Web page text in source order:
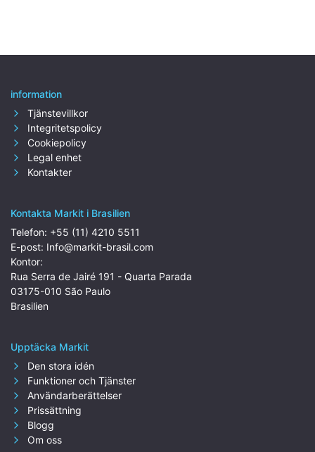
information
Tjänstevillkor
Integritetspolicy
Cookiepolicy
Legal enhet
Kontakter
Kontakta Markit i Brasilien
Telefon: +55 (11) 4210 5511
E-post: Info@markit-brasil.com
Kontor:
Rua Serra de Jairé 191 - Quarta Parada
03175-010 São Paulo
Brasilien
Upptäcka Markit
Den stora idén
Funktioner och Tjänster
Användarberättelser
Prissättning
Blogg
Om oss